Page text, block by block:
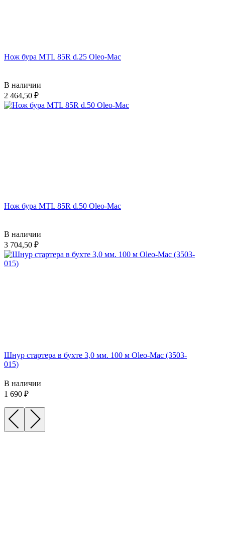
Нож бура MTL 85R d.25 Oleo-Mac
В наличии
2 464,50
Нож бура MTL 85R d.50 Oleo-Mac
В наличии
3 704,50
Шнур стартера в бухте 3,0 мм. 100 м Oleo-Mac (3503-
015)
В наличии
1 690